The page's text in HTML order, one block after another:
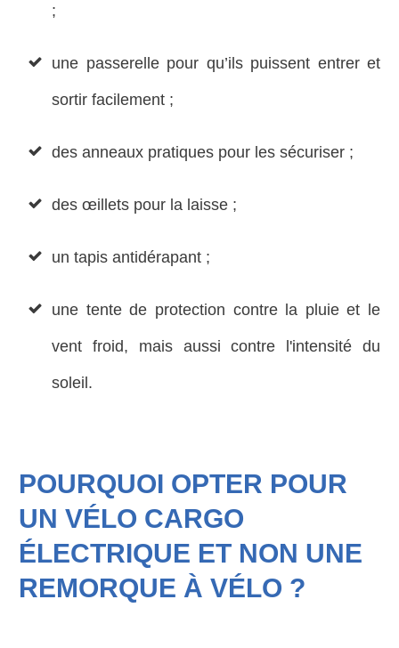
;
une passerelle pour qu’ils puissent entrer et
sortir facilement ;
des anneaux pratiques pour les sécuriser ;
des œillets pour la laisse ;
un tapis antidérapant ;
une tente de protection contre la pluie et le
vent froid, mais aussi contre l'intensité du
soleil.
POURQUOI OPTER POUR
UN VÉLO CARGO
ÉLECTRIQUE ET NON UNE
REMORQUE À VÉLO ?